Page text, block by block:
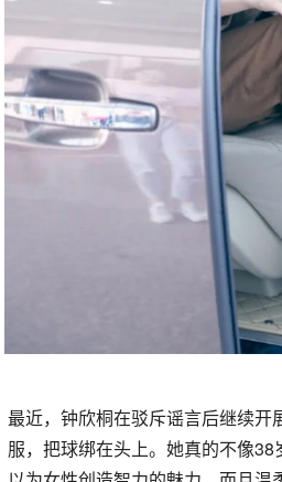
最近，钟欣桐在驳斥谣言后继续开
服，把球绑在头上。她真的不像